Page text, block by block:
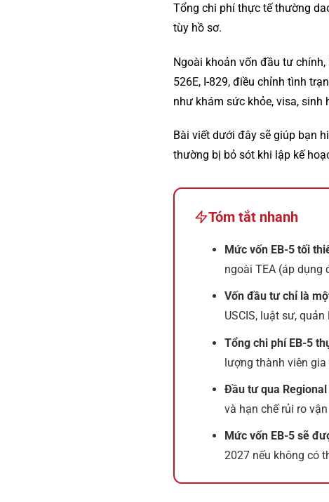
Tổng chi phí thực tế thường
tùy hồ sơ.
Ngoài khoản vốn đầu tư
526E, I-829, điều chỉnh tình
như khám sức khỏe, visa,
Bài viết dưới đây sẽ giúp bạn
thường bị bỏ sót khi lập kế
Tóm tắt nhanh
Mức vốn EB-5 tối
ngoài TEA (áp dụng
Vốn đầu tư chỉ là
USCIS, luật sư,
Tổng chi phí EB-5
lượng thành viên
Đầu tư qua
và hạn chế rủi ro
Mức vốn EB-5 sẽ
2027 nếu không có